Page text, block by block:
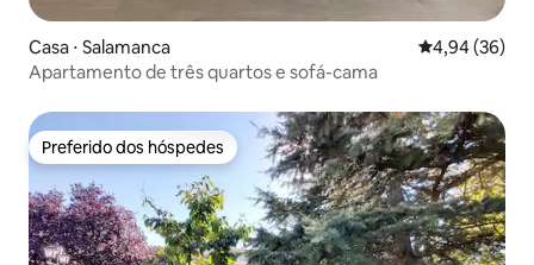
Casa ⋅ Salamanca 4,94 de uma
4,94 (36)
Apartamento de três quartos e sofá-cama
Preferido dos hóspedes
Preferido dos hóspedes